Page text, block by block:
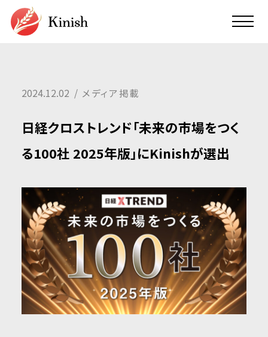
English
2024.12.02 メディア掲載
日経クロストレンド「未来の市場をつく
る100社 2025年版」にKinishが選出